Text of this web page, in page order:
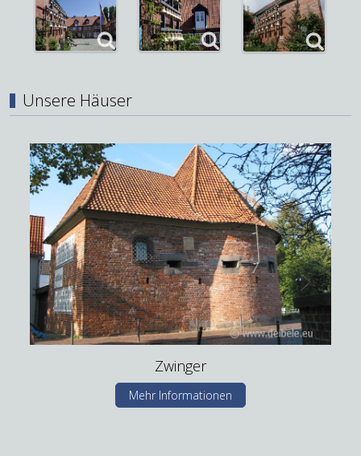
Unsere Häuser
Zwinger
Mehr Informationen